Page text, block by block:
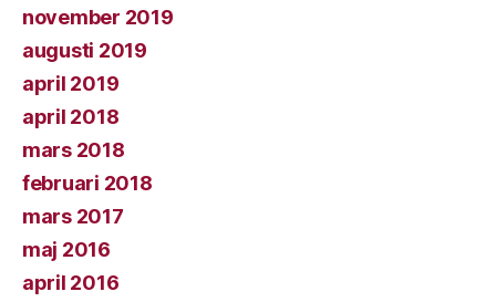
november 2019
augusti 2019
april 2019
april 2018
mars 2018
februari 2018
mars 2017
maj 2016
april 2016